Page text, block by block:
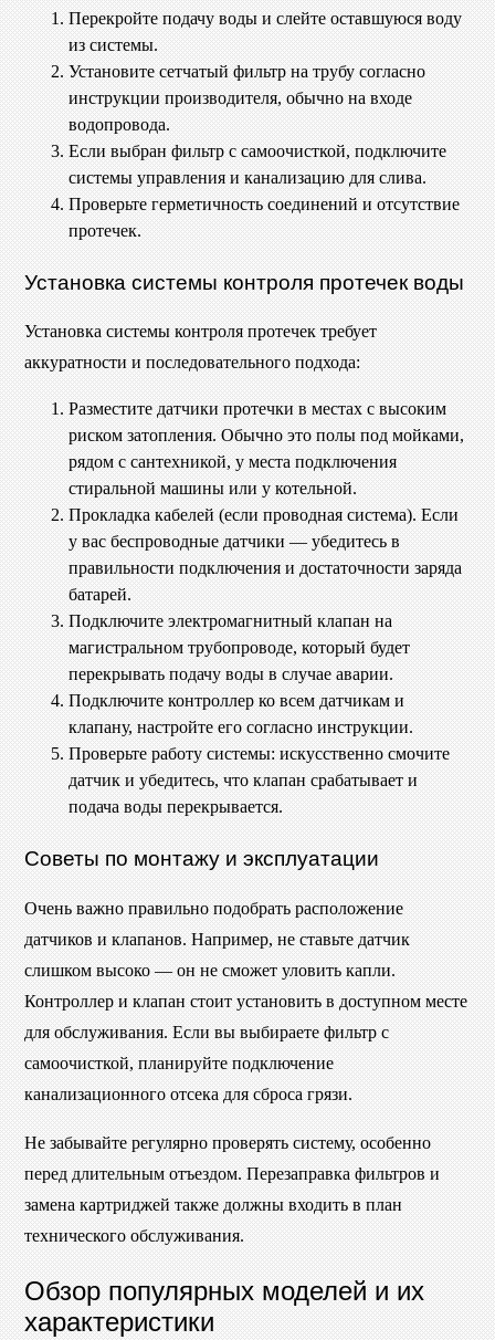
Перекройте подачу воды и слейте оставшуюся воду
из системы.
Установите сетчатый фильтр на трубу согласно
инструкции производителя, обычно на входе
водопровода.
Если выбран фильтр с самоочисткой, подключите
системы управления и канализацию для слива.
Проверьте герметичность соединений и отсутствие
протечек.
Установка системы контроля протечек воды
Установка системы контроля протечек требует
аккуратности и последовательного подхода:
Разместите датчики протечки в местах с высоким
риском затопления. Обычно это полы под мойками,
рядом с сантехникой, у места подключения
стиральной машины или у котельной.
Прокладка кабелей (если проводная система). Если
у вас беспроводные датчики — убедитесь в
правильности подключения и достаточности заряда
батарей.
Подключите электромагнитный клапан на
магистральном трубопроводе, который будет
перекрывать подачу воды в случае аварии.
Подключите контроллер ко всем датчикам и
клапану, настройте его согласно инструкции.
Проверьте работу системы: искусственно смочите
датчик и убедитесь, что клапан срабатывает и
подача воды перекрывается.
Советы по монтажу и эксплуатации
Очень важно правильно подобрать расположение
датчиков и клапанов. Например, не ставьте датчик
слишком высоко — он не сможет уловить капли.
Контроллер и клапан стоит установить в доступном месте
для обслуживания. Если вы выбираете фильтр с
самоочисткой, планируйте подключение
канализационного отсека для сброса грязи.
Не забывайте регулярно проверять систему, особенно
перед длительным отъездом. Перезаправка фильтров и
замена картриджей также должны входить в план
технического обслуживания.
Обзор популярных моделей и их
характеристики